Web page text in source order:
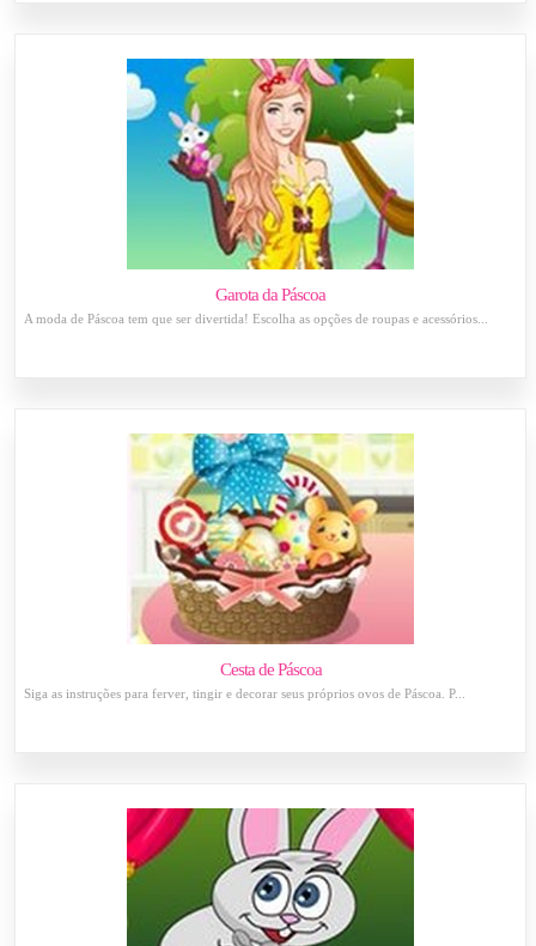
Garota da Páscoa
A moda de Páscoa tem que ser divertida! Escolha as opções de roupas e acessórios...
Cesta de Páscoa
Siga as instruções para ferver, tingir e decorar seus próprios ovos de Páscoa. P...